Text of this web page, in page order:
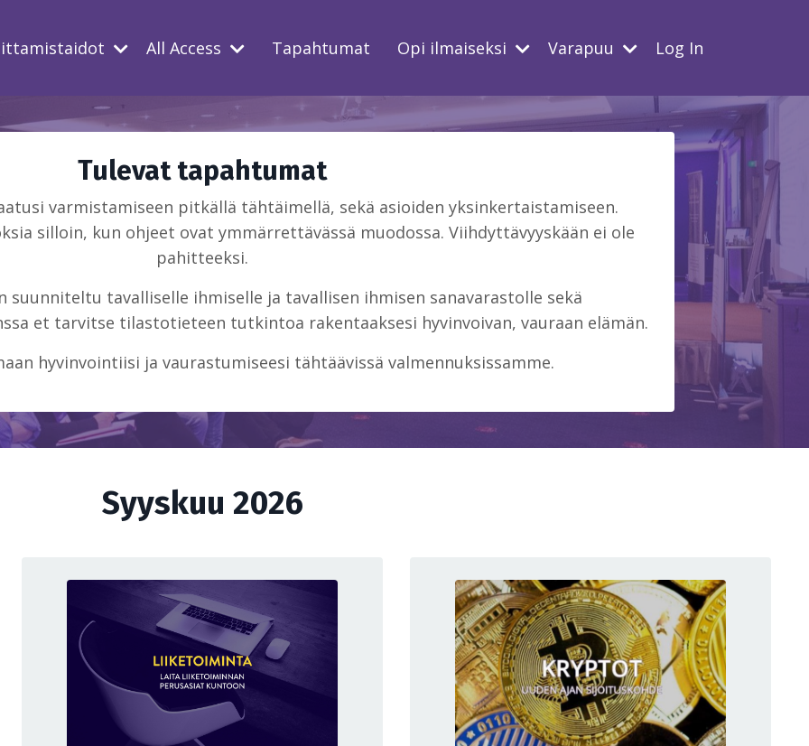
All Access Tapahtumat Opi ilmaiseksi Varapuu Log In
Tulevat tapahtumat
varmistamiseen pitkällä tähtäimellä, sekä asioiden yksinkertaistamiseen.
silloin, kun ohjeet ovat ymmärrettävässä muodossa. Viihdyttävyyskään ei ole
pahitteeksi.
suunniteltu tavalliselle ihmiselle ja tavallisen ihmisen sanavarastolle sekä
et tarvitse tilastotieteen tutkintoa rakentaaksesi hyvinvoivan, vauraan elämän.
hyvinvointiisi ja vaurastumiseesi tähtäävissä valmennuksissamme.
Syyskuu 2026